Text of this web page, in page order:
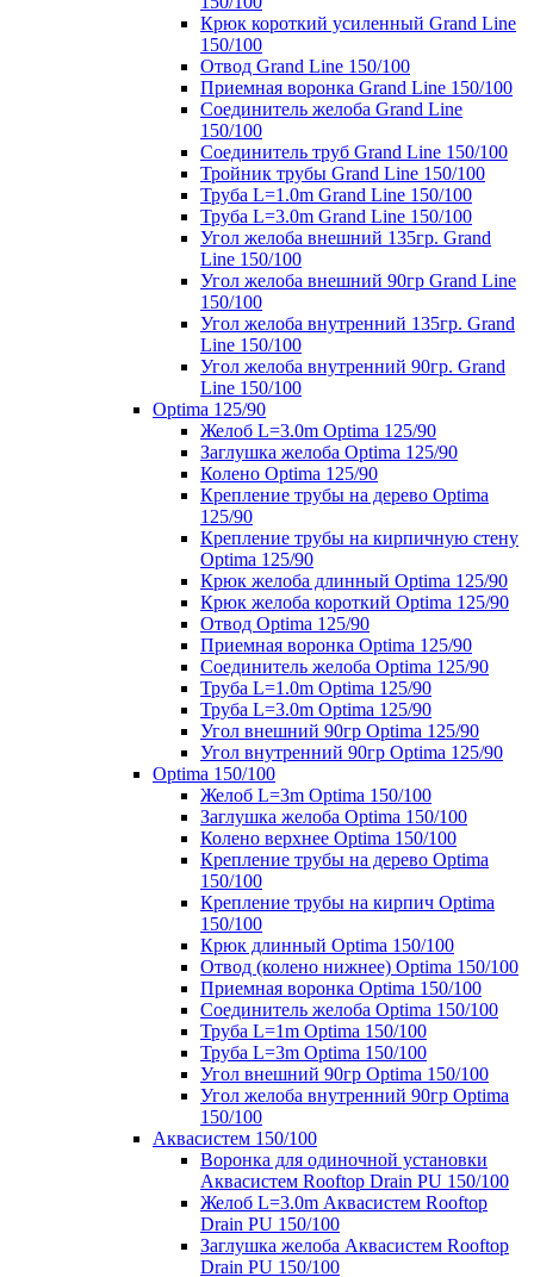
Крюк короткий усиленный Grand Line
150/100
Отвод Grand Line 150/100
Приемная воронка Grand Line 150/100
Соединитель желоба Grand Line
150/100
Соединитель труб Grand Line 150/100
Тройник трубы Grand Line 150/100
Труба L=1.0m Grand Line 150/100
Труба L=3.0m Grand Line 150/100
Угол желоба внешний 135гр. Grand
Line 150/100
Угол желоба внешний 90гр Grand Line
150/100
Угол желоба внутренний 135гр. Grand
Line 150/100
Угол желоба внутренний 90гр. Grand
Line 150/100
Optima 125/90
Желоб L=3.0m Optima 125/90
Заглушка желоба Optima 125/90
Колено Optima 125/90
Крепление трубы на дерево Optima
125/90
Крепление трубы на кирпичную стену
Optima 125/90
Крюк желоба длинный Optima 125/90
Крюк желоба короткий Optima 125/90
Отвод Optima 125/90
Приемная воронка Optima 125/90
Соединитель желоба Optima 125/90
Труба L=1.0m Optima 125/90
Труба L=3.0m Optima 125/90
Угол внешний 90гр Optima 125/90
Угол внутренний 90гр Optima 125/90
Optima 150/100
Желоб L=3m Optima 150/100
Заглушка желоба Optima 150/100
Колено верхнее Optima 150/100
Крепление трубы на дерево Optima
150/100
Крепление трубы на кирпич Optima
150/100
Крюк длинный Optima 150/100
Отвод (колено нижнее) Optima 150/100
Приемная воронка Optima 150/100
Соединитель желоба Optima 150/100
Труба L=1m Optima 150/100
Труба L=3m Optima 150/100
Угол внешний 90гр Optima 150/100
Угол желоба внутренний 90гр Optima
150/100
Аквасистем 150/100
Воронка для одиночной установки
Аквасистем Rooftop Drain PU 150/100
Желоб L=3.0m Аквасистем Rooftop
Drain PU 150/100
Заглушка желоба Аквасистем Rooftop
Drain PU 150/100